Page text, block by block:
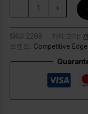
- +
SKU: 2299 카테고리:
브랜드: Competitive